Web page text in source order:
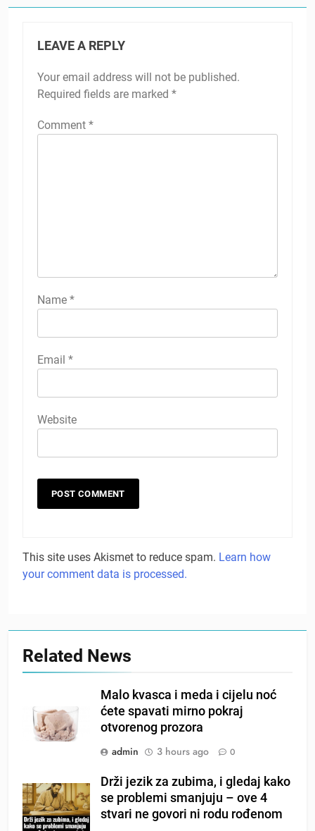
LEAVE A REPLY
Your email address will not be published.
Required fields are marked *
Comment *
Name *
Email *
Website
This site uses Akismet to reduce spam. Learn how
your comment data is processed.
Related News
Malo kvasca i meda i cijelu noć
ćete spavati mirno pokraj
otvorenog prozora
admin
3 hours ago 0
Drži jezik za zubima, i gledaj kako
se problemi smanjuju – ove 4
stvari ne govori ni rodu rođenom